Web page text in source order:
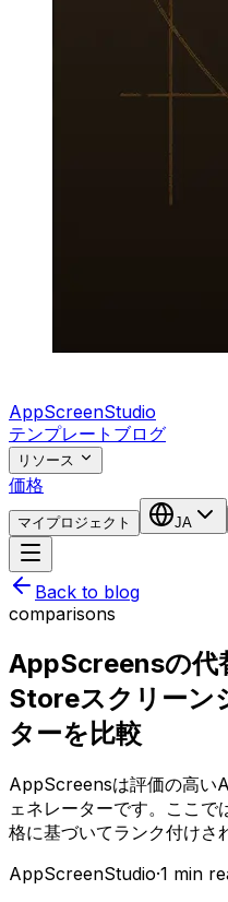
AppScreenStudio
テンプレート ブログ
リソース
価格
マイプロジェクト JA
Back to blog
comparisons
AppScreensの代
Storeスクリーン
ターを比較
AppScreensは評価の高い
ェネレーターです。ここ
格に基づいてランク付けさ
AppScreenStudio·1 min